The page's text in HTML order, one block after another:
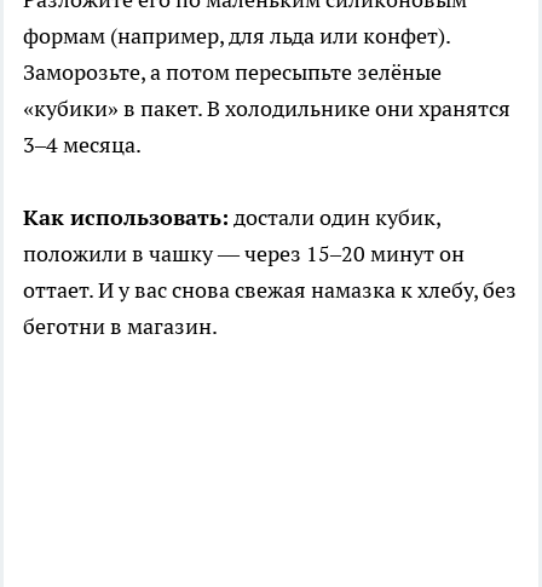
формам (например, для льда или конфет).
Заморозьте, а потом пересыпьте зелёные
«кубики» в пакет. В холодильнике они хранятся
3–4 месяца.
Как использовать: достали один кубик,
положили в чашку — через 15–20 минут он
оттает. И у вас снова свежая намазка к хлебу, без
беготни в магазин.